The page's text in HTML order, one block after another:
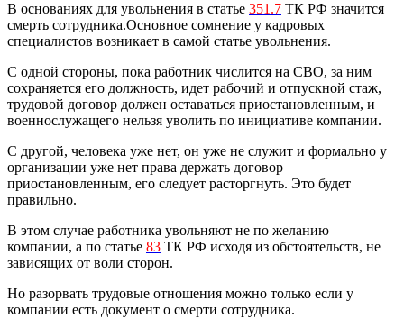
В основаниях для увольнения в статье 351.7 ТК РФ значится
смерть сотрудника.Основное сомнение у кадровых
специалистов возникает в самой статье увольнения.
С одной стороны, пока работник числится на СВО, за ним
сохраняется его должность, идет рабочий и отпускной стаж,
трудовой договор должен оставаться приостановленным, и
военнослужащего нельзя уволить по инициативе компании.
С другой, человека уже нет, он уже не служит и формально у
организации уже нет права держать договор
приостановленным, его следует расторгнуть. Это будет
правильно.
В этом случае работника увольняют не по желанию
компании, а по статье 83 ТК РФ исходя из обстоятельств, не
зависящих от воли сторон.
Но разорвать трудовые отношения можно только если у
компании есть документ о смерти сотрудника.